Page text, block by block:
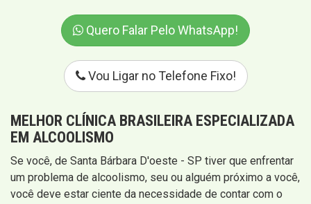
Quero Falar Pelo WhatsApp!
Vou Ligar no Telefone Fixo!
MELHOR CLÍNICA BRASILEIRA ESPECIALIZADA
EM ALCOOLISMO
Se você, de Santa Bárbara D'oeste - SP tiver que enfrentar
um problema de alcoolismo, seu ou alguém próximo a você,
você deve estar ciente da necessidade de contar com o